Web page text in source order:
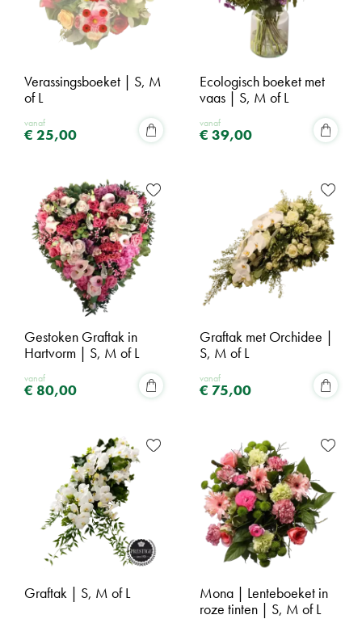
Verassingsboeket | S, M
of L
vanaf
€ 25,00
Ecologisch boeket met
vaas | S, M of L
vanaf
€ 39,00
Gestoken Graftak in
Hartvorm | S, M of L
vanaf
€ 80,00
Graftak met Orchidee |
S, M of L
vanaf
€ 75,00
Graftak | S, M of L
Mona | Lenteboeket in
roze tinten | S, M of L